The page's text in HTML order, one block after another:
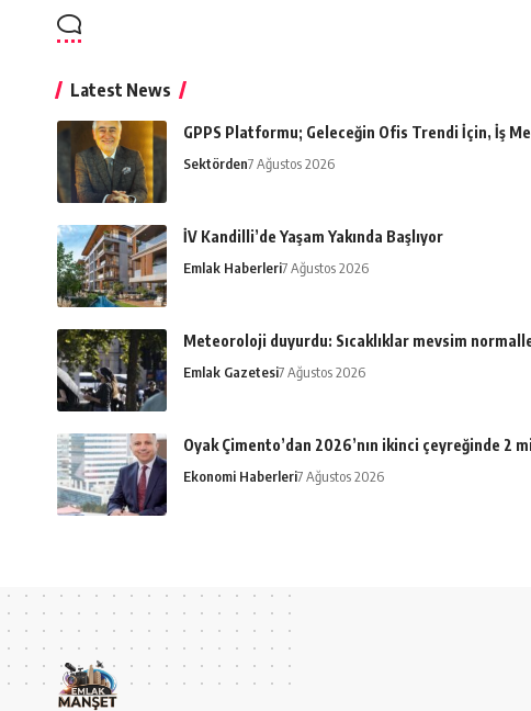
Latest News
GPPS Platformu; Geleceğin Ofis Trendi İçin, İş
Sektörden7 Ağustos 2026
İV Kandilli’de Yaşam Yakında Başlıyor
Emlak Haberleri7 Ağustos 2026
Meteoroloji duyurdu: Sıcaklıklar mevsim
Emlak Gazetesi7 Ağustos 2026
Oyak Çimento’dan 2026’nın ikinci çeyreğinde 2
Ekonomi Haberleri7 Ağustos 2026